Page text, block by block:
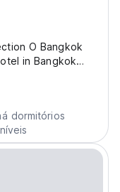
O Bangkok
in Bangkok
Each room
Convenient
dormitórios